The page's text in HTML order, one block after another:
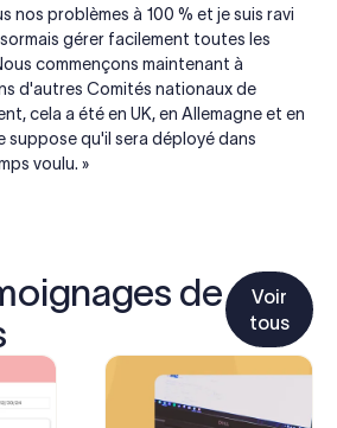
nos problèmes à 100 % et je suis ravi
gérer facilement toutes les
commençons maintenant à
d'autres Comités nationaux de
cela a été en UK, en Allemagne et en
suppose qu'il sera déployé dans
voulu. »
de
Voir
tous